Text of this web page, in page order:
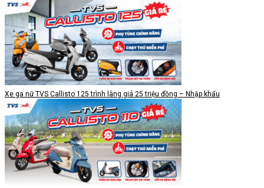
Xe ga nữ TVS Callisto 125 trình làng giá 25 triệu đồng – Nhập khẩu